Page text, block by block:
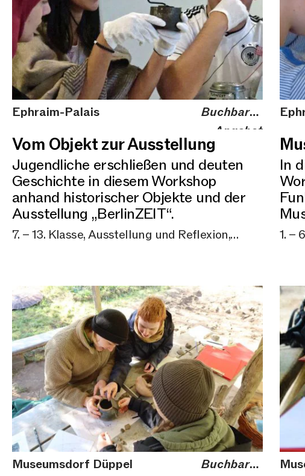
Ephraim-Palais
Buchbares
Angebot
Vom Objekt zur Ausstellung
Jugendliche erschließen und deuten
Geschichte in diesem Workshop
anhand historischer Objekte und der
Ausstellung „BerlinZEIT“.
7. – 13. Klasse, Ausstellung und Reflexion,
In
1. – 6.
Museumsdorf Düppel
Buchbares